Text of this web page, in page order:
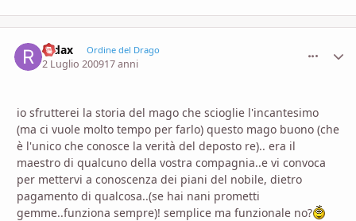
redax Ordine del Drago
2 Luglio 200917 anni
io sfrutterei la storia del mago che scioglie l'incantesimo
(ma ci vuole molto tempo per farlo) questo mago buono (che
è l'unico che conosce la verità del deposto re).. era il
maestro di qualcuno della vostra compagnia..e vi convoca
per mettervi a conoscenza dei piani del nobile, dietro
pagamento di qualcosa..(se hai nani prometti
gemme..funziona sempre)! semplice ma funzionale no?